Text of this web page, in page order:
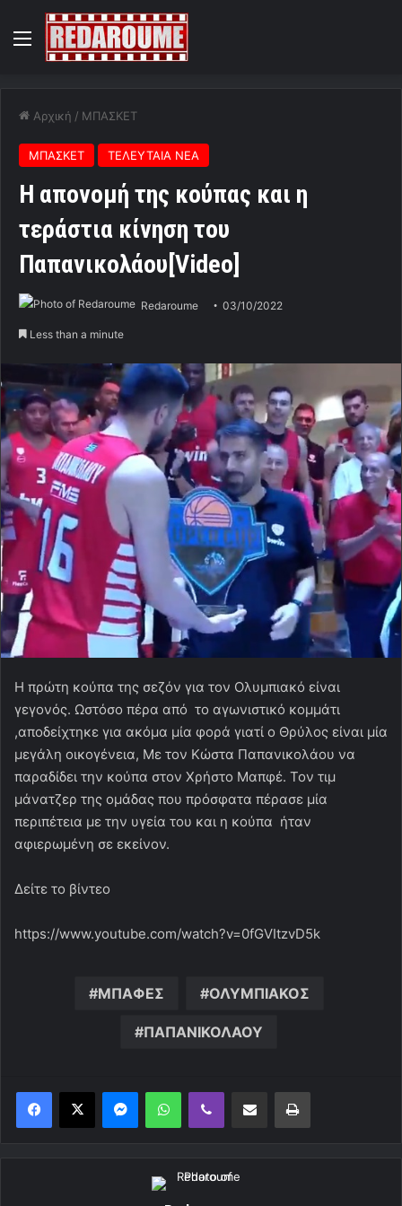
Menu
Αρχική / ΜΠΑΣΚΕΤ
ΜΠΑΣΚΕΤ ΤΕΛΕΥΤΑΙΑ ΝΕΑ
H απονομή της κούπας και η
τεράστια κίνηση του
Παπανικολάου[Video]
Redaroume 03/10/2022
Less than a minute
Η πρώτη κούπα της σεζόν για τον Ολυμπιακό είναι
γεγονός. Ωστόσο πέρα από το αγωνιστικό κομμάτι
,αποδείχτηκε για ακόμα μία φορά γιατί ο Θρύλος είναι μία
μεγάλη οικογένεια, Με τον Κώστα Παπανικολάου να
παραδίδει την κούπα στον Χρήστο Μαπφέ. Τον τιμ
μάνατζερ της ομάδας που πρόσφατα πέρασε μία
περιπέτεια με την υγεία του και η κούπα ήταν
αφιερωμένη σε εκείνον.
Δείτε το βίντεο
https://www.youtube.com/watch?v=0fGVItzvD5k
ΜΠΑΦΕΣ ΟΛΥΜΠΙΑΚΟΣ
ΠΑΠΑΝΙΚΟΛΑΟΥ
MessengerWhatsAppViber Κοινοποίηση μέσω ηλεκτρονικού ταχυδρομείουΕκτύπωση